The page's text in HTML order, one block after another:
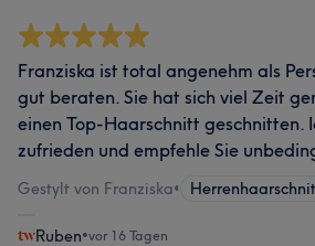
Franziska ist total angenehm als
gut beraten. Sie hat sich viel Zeit
einen Top-Haarschnitt geschnitten.
zufrieden und empfehle Sie
Gestylt von Franziska•
Ruben•vor 16 Tagen